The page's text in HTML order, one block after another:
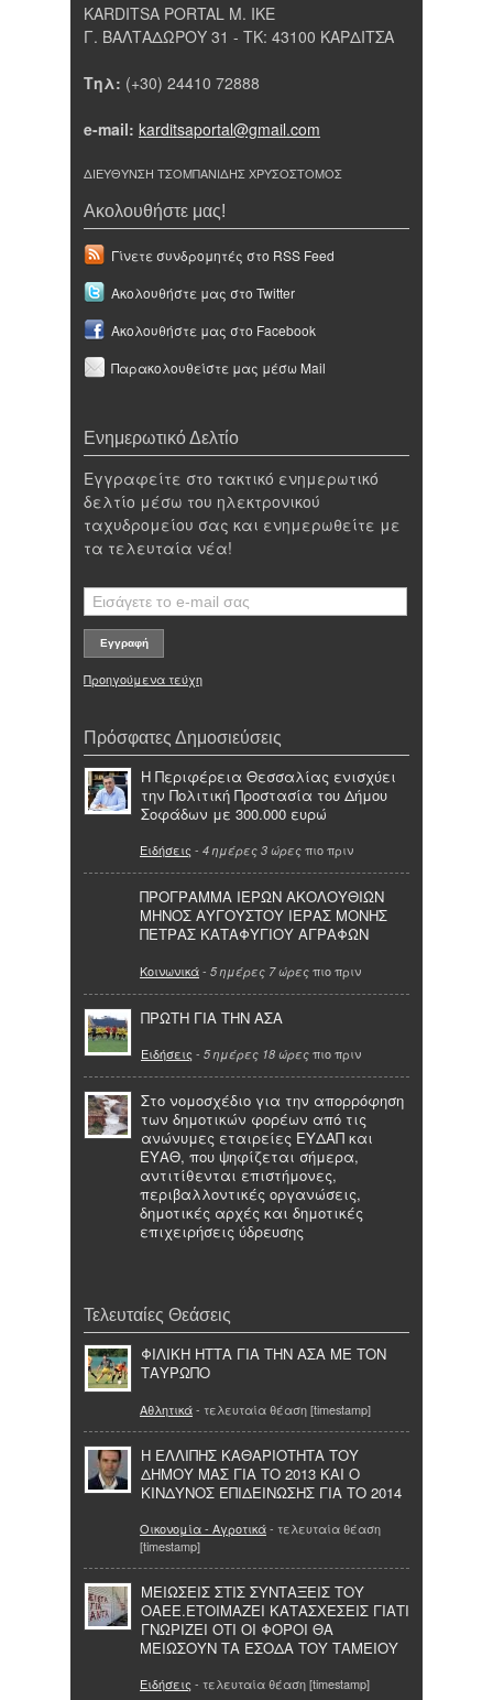
KARDITSA PORTAL Μ. ΙΚΕ
Γ. ΒΑΛΤΑΔΩΡΟΥ 31 - ΤΚ: 43100 ΚΑΡΔΙΤΣΑ
Τηλ: (+30) 24410 72888
e-mail: karditsaportal@gmail.com
ΔΙΕΥΘΥΝΣΗ ΤΣΟΜΠΑΝΙΔΗΣ ΧΡΥΣΟΣΤΟΜΟΣ
Ακολουθήστε μας!
Γίνετε συνδρομητές στο RSS Feed
Ακολουθήστε μας στο Twitter
Ακολουθήστε μας στο Facebook
Παρακολουθείστε μας μέσω Mail
Ενημερωτικό Δελτίο
Εγγραφείτε στο τακτικό ενημερωτικό
δελτίο μέσω του ηλεκτρονικού
ταχυδρομείου σας και ενημερωθείτε με
τα τελευταία νέα!
Προηγούμενα τεύχη
Πρόσφατες Δημοσιεύσεις
Η Περιφέρεια Θεσσαλίας ενισχύει
την Πολιτική Προστασία του Δήμου
Σοφάδων με 300.000 ευρώ
Ειδήσεις - 4 ημέρες 3 ώρες πιο πριν
ΠΡΟΓΡΑΜΜΑ ΙΕΡΩΝ ΑΚΟΛΟΥΘΙΩΝ
ΜΗΝΟΣ ΑΥΓΟΥΣΤΟΥ ΙΕΡΑΣ ΜΟΝΗΣ
ΠΕΤΡΑΣ ΚΑΤΑΦΥΓΙΟΥ ΑΓΡΑΦΩΝ
Κοινωνικά- 5 ημέρες 7 ώρες πιο πριν
ΠΡΩΤΗ ΓΙΑ ΤΗΝ ΑΣΑ
Ειδήσεις - 5 ημέρες 18 ώρες πιο πριν
Στο νομοσχέδιο για την απορρόφηση
των δημοτικών φορέων από τις
ανώνυμες εταιρείες ΕΥΔΑΠ και
ΕΥΑΘ, που ψηφίζεται σήμερα,
αντιτίθενται επιστήμονες,
περιβαλλοντικές οργανώσεις,
δημοτικές αρχές και δημοτικές
επιχειρήσεις ύδρευσης
Τελευταίες Θεάσεις
ΦΙΛΙΚΗ ΗΤΤΑ ΓΙΑ ΤΗΝ ΑΣΑ ΜΕ ΤΟΝ
ΤΑΥΡΩΠΟ
Αθλητικά- τελευταία θέαση [timestamp]
Η ΕΛΛΙΠΗΣ ΚΑΘΑΡΙΟΤΗΤΑ ΤΟΥ
ΔΗΜΟΥ ΜΑΣ ΓΙΑ ΤΟ 2013 ΚΑΙ Ο
ΚΙΝΔΥΝΟΣ ΕΠΙΔΕΙΝΩΣΗΣ ΓΙΑ ΤΟ 2014
Οικονομία - Αγροτικά- τελευταία θέαση
[timestamp]
ΜΕΙΩΣΕΙΣ ΣΤΙΣ ΣΥΝΤΑΞΕΙΣ ΤΟΥ
ΟΑΕΕ.ΕΤΟΙΜΑΖΕΙ ΚΑΤΑΣΧΕΣΕΙΣ ΓΙΑΤΙ
ΓΝΩΡΙΖΕΙ ΟΤΙ ΟΙ ΦΟΡΟΙ ΘΑ
ΜΕΙΩΣΟΥΝ ΤΑ ΕΣΟΔΑ ΤΟΥ ΤΑΜΕΙΟΥ
Ειδήσεις - τελευταία θέαση [timestamp]